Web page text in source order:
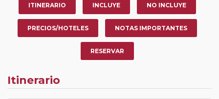
o los que estén en luna de miel contarán con un
descuento del 5%.
ITINERARIO INCLUYE NO INCLUYE
PRECIOS/HOTELES NOTAS IMPORTANTES
RESERVAR
Itinerario